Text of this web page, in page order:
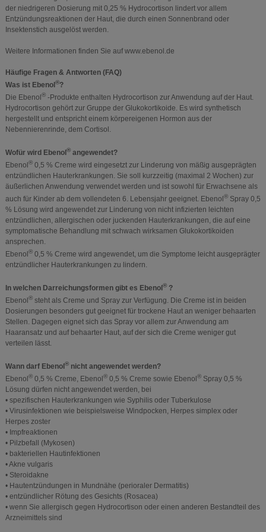
der niedrigeren Dosierung mit 0,25 % Hydrocortison lindert vor allem
Entzündungsreaktionen der Haut, die durch einen Sonnenbrand oder
Insektenstich ausgelöst werden.
Weitere Informationen finden Sie auf www.ebenol.de
Häufige Fragen & Antworten (FAQ)
Was ist Ebenol®?
Die Ebenol® -Produkte enthalten Hydrocortison zur Anwendung auf der Haut.
Hydrocortison gehört zur Gruppe der Glukokortikoide. Es wird synthetisch
hergestellt und entspricht einem körpereigenen Hormon aus der
Nebennierenrinde, dem Cortisol.
Wofür wird Ebenol® angewendet?
Ebenol® 0,5 % Creme wird eingesetzt zur Linderung von mäßig ausgeprägten
entzündlichen Hauterkrankungen. Sie soll kurzzeitig (maximal 2 Wochen) zur
äußerlichen Anwendung verwendet werden und ist sowohl für Erwachsene als
auch für Kinder ab dem vollendeten 6. Lebensjahr geeignet. Ebenol® Spray 0,5
% Lösung wird angewendet zur Linderung von nicht infizierten leichten
entzündlichen, allergischen oder juckenden Hauterkrankungen, die auf eine
symptomatische Behandlung mit schwach wirksamen Glukokortikoiden
ansprechen.
Ebenol® 0,5 % Creme wird angewendet, um die Symptome leicht ausgeprägter
entzündlicher Hauterkrankungen zu lindern.
In welchen Darreichungsformen gibt es Ebenol® ?
Ebenol® steht als Creme und Spray zur Verfügung. Die Creme ist in beiden
Dosierungen besonders gut geeignet für trockene Haut an weniger behaarten
Stellen. Dagegen eignet sich das Spray vor allem zur Anwendung am
Haaransatz und auf behaarter Haut, auf der sich die Creme weniger gut
verteilen lässt.
Wann darf Ebenol® nicht angewendet werden?
Ebenol® 0,5 % Creme, Ebenol® 0,5 % Creme sowie Ebenol® Spray 0,5 %
Lösung dürfen nicht angewendet werden, bei
• spezifischen Hauterkrankungen wie Syphilis oder Tuberkulose
• Virusinfektionen wie beispielsweise Windpocken, Herpes simplex oder
Herpes zoster
• Impfreaktionen
• Pilzbefall (Mykosen)
• bakteriellen Hautinfektionen
• Akne vulgaris
• Steroidakne
• Hautentzündungen in Mundnähe (perioraler Dermatitis)
• entzündlicher Rötung des Gesichts (Rosacea)
• wenn Sie allergisch gegen Hydrocortison oder einen anderen Bestandteil des
Arzneimittels sind